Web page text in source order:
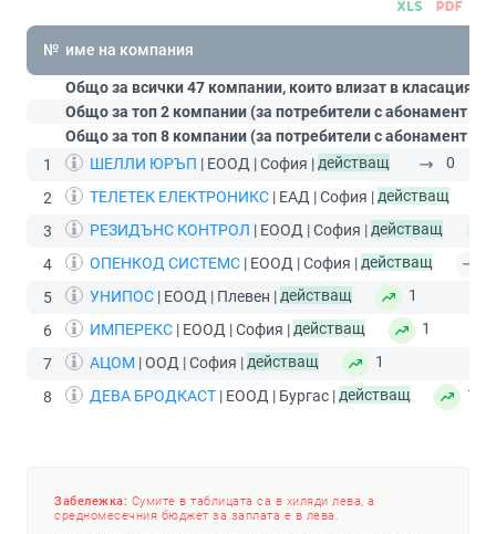
№ име на компания
Общо за всички 47 компании, които влизат в класацията:
Общо за топ 2 компании (за потребители с абонамент
Общо за топ 8 компании (за потребители с абонамент
1
ШЕЛЛИ ЮРЪП | ЕООД | София |действащ
0
2
ТЕЛЕТЕК ЕЛЕКТРОНИКС | ЕАД | София |действащ
3
РЕЗИДЪНС КОНТРОЛ | ЕООД | София |действащ
4
ОПЕНКОД СИСТЕМС | ЕООД | София |действащ
5
УНИПОС | ЕООД | Плевен |действащ
1
6
ИМПЕРЕКС | ЕООД | София |действащ
1
7
АЦОМ | ООД | София |действащ
1
8
ДЕВА БРОДКАСТ | ЕООД | Бургас |действащ 1
Забележка: Сумите в таблицата са в хиляди лева, а
средномесечния бюджет за заплата е в лева.